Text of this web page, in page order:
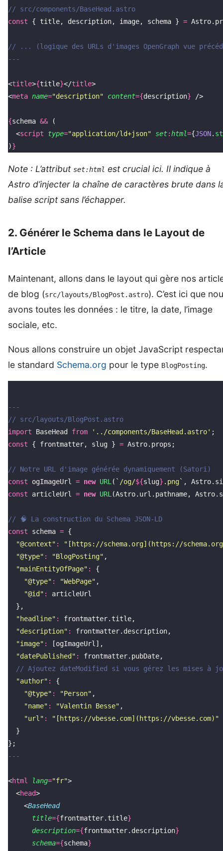
// src/components/BaseHead.astro
const { title, description, image, schema } =
// ... (logique des URLs d'images OpenGraph vue
---
<title>{title}</title>
<meta name="description" content={description} />
{schema && (
  <
script type="application/ld+json" set:html={JSON.
)}
Note : L’attribut set:html est crucial ici. Il indique à
Astro d’injecter la chaîne de caractères brute dans
balise script sans l’échapper.
2. Générer le Schema dans le Layout de
l’Article
Maintenant, allons dans le layout qui gère nos
de blog (src/layouts/BlogPost.astro). C’est ici que
avons toutes les données : le titre, la date, l’image
sociale, etc.
Nous allons construire un objet JavaScript
le standard Schema.org pour le type BlogPosting.
---
// src/layouts/BlogPost.astro
import BaseHead from ' ../components/BaseHead.astro' ;
const { frontmatter, slug } = Astro.props;
// Notre URL d'image générée dynamiquement (Satori)
const ogImageUrl = new URL( `/og/${slug} .png` ,
const articleUrl = new URL(Astro.url.pathname,
// 🧠 La construction du Schema JSON-LD
const schema = {
  "
@context" : " [https://schema.org](https://
  "
@type" : "BlogPosting" ,
  "
mainEntityOfPage" :
{
    "
@type" : "WebPage" ,
    "
@id " :
articleUrl
  },
  "
headline" :
frontmatter.title,
  "
description" :
frontmatter.description,
  "
image" :
[ogImageUrl],
  "
datePublished " :
frontmatter.pubDate,
// Ajoutez dateModified si vous gérez les mises à
  "
author" :
{
    "
@type" : "Person" ,
    "
name" : "Valentin Besse" ,
    "
url" : " [https://vbesse.com](https://vbesse.com) "
  }
};
---
<html lang="fr">
  <
head>
    <
BaseHead
      title
={frontmatter.title}
      description
={frontmatter.description}
      schema
={schema}